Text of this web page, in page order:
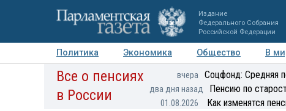
Издание
Федерального Собрания
Российской Федерации
Политика Экономика Общество В
Авторы Персоны Мнения Регионы
Все о пенсиях
в России
вчера Соцфонд: Средняя
два дня назад Пенсию по
01.08.2026 Как изменятся